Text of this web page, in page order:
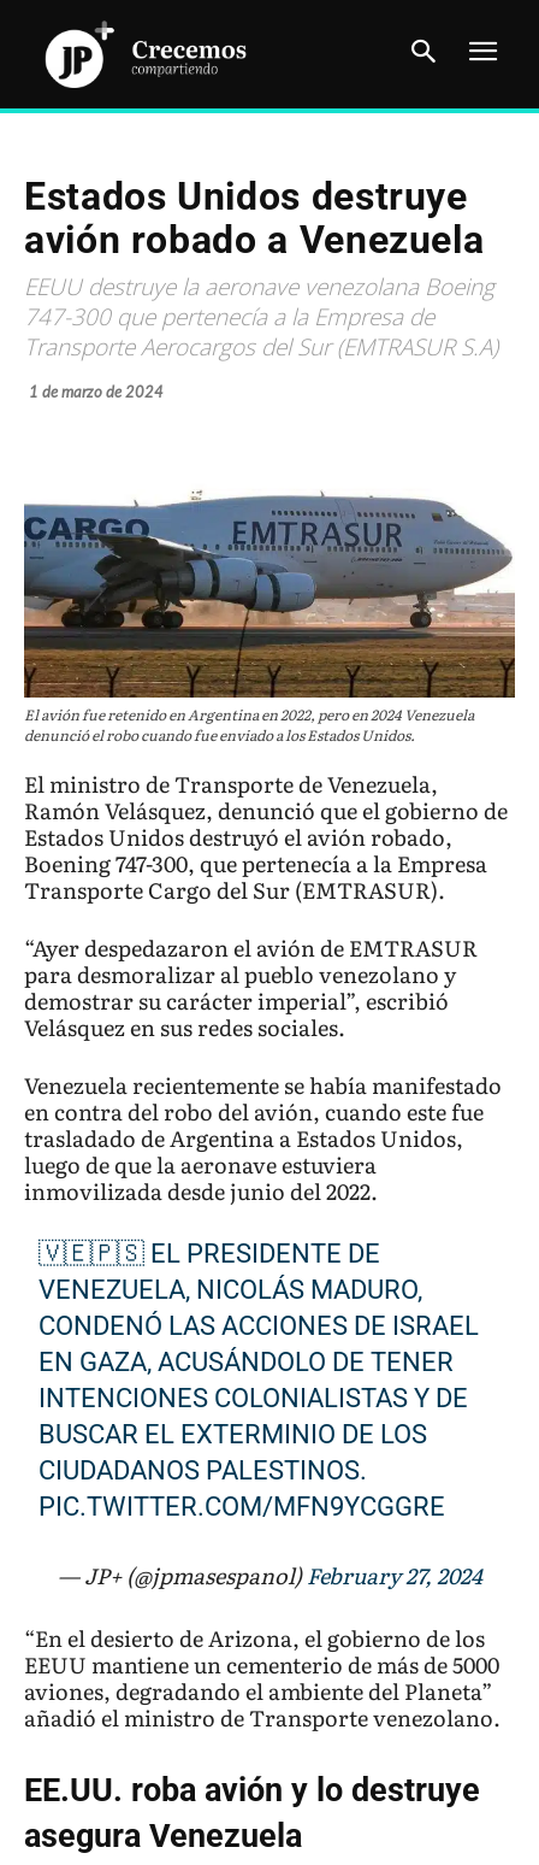
Estados Unidos destruye
avión robado a Venezuela
EEUU destruye la aeronave venezolana Boeing
747-300 que pertenecía a la Empresa de
Transporte Aerocargos del Sur (EMTRASUR S.A)
1 de marzo de 2024
El avión fue retenido en Argentina en 2022, pero en 2024 Venezuela
denunció el robo cuando fue enviado a los Estados Unidos.
El ministro de Transporte de Venezuela,
Ramón Velásquez, denunció que el gobierno de
Estados Unidos destruyó el avión robado,
Boening 747-300, que pertenecía a la Empresa
Transporte Cargo del Sur (EMTRASUR).
“Ayer despedazaron el avión de EMTRASUR
para desmoralizar al pueblo venezolano y
demostrar su carácter imperial”, escribió
Velásquez en sus redes sociales.
Venezuela recientemente se había manifestado
en contra del robo del avión, cuando este fue
trasladado de Argentina a Estados Unidos,
luego de que la aeronave estuviera
inmovilizada desde junio del 2022.
🇻🇪🇵🇸 EL PRESIDENTE DE
VENEZUELA, NICOLÁS MADURO,
CONDENÓ LAS ACCIONES DE ISRAEL
EN GAZA, ACUSÁNDOLO DE TENER
INTENCIONES COLONIALISTAS Y DE
BUSCAR EL EXTERMINIO DE LOS
CIUDADANOS PALESTINOS.
PIC.TWITTER.COM/MFN9YCGGRE
— JP+ (@jpmasespanol)February 27, 2024
“En el desierto de Arizona, el gobierno de los
EEUU mantiene un cementerio de más de 5000
aviones, degradando el ambiente del Planeta”
añadió el ministro de Transporte venezolano.
EE.UU. roba avión y lo destruye
asegura Venezuela